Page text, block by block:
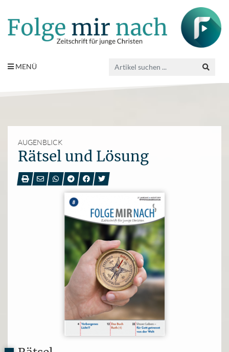
MENÜ
AUGENBLICK
Rätsel und Lösung